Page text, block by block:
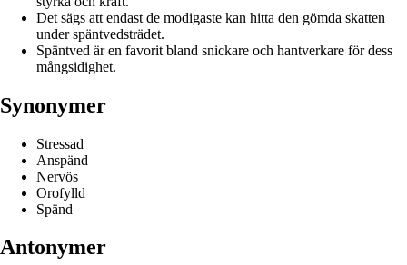
Det sägs att endast de modigaste kan hitta den gömda skatten
under späntvedsträdet.
Späntved är en favorit bland snickare och hantverkare för dess
mångsidighet.
Synonymer
Stressad
Anspänd
Nervös
Orofylld
Spänd
Antonymer